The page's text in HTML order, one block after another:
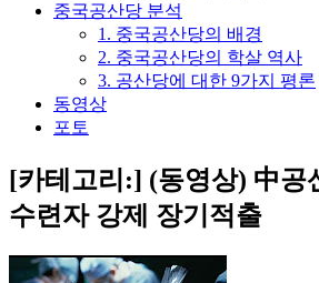
중국공산당 분석
1. 중국공산당의 배경
2. 중국공산당의 학살 역사
3. 공산당에 대한 9가지 평론
동영상
포토
[카테고리:] (동영상) 中공
수련자 강제 장기적출